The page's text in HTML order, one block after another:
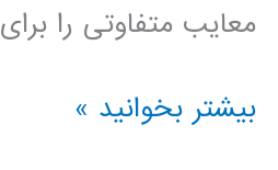
معایب متفاوتی را برای
دانلود
بیشتر بخوانید »